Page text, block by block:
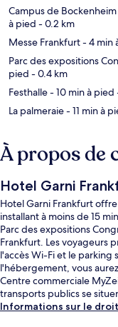
Campus de
à pied - 0.2 km
Messe Frankfurt- 4 min
Parc des expositions
pied - 0.4 km
Festhalle- 10 min à pied
La palmeraie- 11 min à
À propos de
Hotel Garni
Hotel Garni Frankfurt
installant à moins de 15
Parc des expositions
Frankfurt. Les voyageurs
l'accès Wi-Fi et le parking
l'hébergement, vous
Centre commerciale
transports publics se
Varrentrappstraße est à 2
Informations sur le